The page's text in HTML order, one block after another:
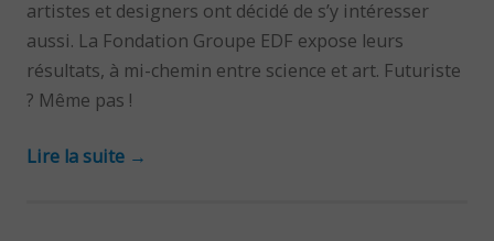
artistes et designers ont décidé de s’y intéresser
aussi. La Fondation Groupe EDF expose leurs
résultats, à mi-chemin entre science et art. Futuriste
? Même pas !
Lire la suite →